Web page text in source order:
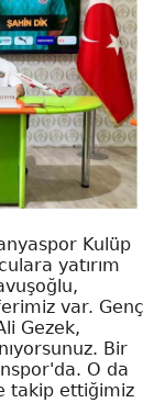
Kulüp
yatırım
var. Genç
Gezek,
Bir
O da
takip ettiğimiz